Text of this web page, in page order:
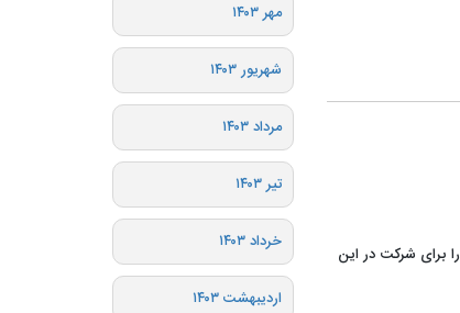
سفر خود را برای شرکت در این
مهر ۱۴۰۳
شهریور ۱۴۰۳
مرداد ۱۴۰۳
تیر ۱۴۰۳
خرداد ۱۴۰۳
اردیبهشت ۱۴۰۳